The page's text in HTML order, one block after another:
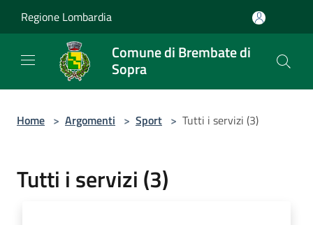
Regione Lombardia
Comune di Brembate di
Sopra
Home > Argomenti > Sport > Tutti i servizi (3)
Tutti i servizi (3)